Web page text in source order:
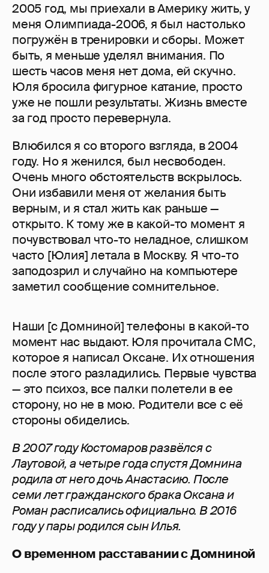
2005 год, мы приехали в Америку жить, у
меня Олимпиада-2006, я был настолько
погружён в тренировки и сборы. Может
быть, я меньше уделял внимания. По
шесть часов меня нет дома, ей скучно.
Юля бросила фигурное катание, просто
уже не пошли результаты. Жизнь вместе
за год просто перевернула.
Влюбился я со второго взгляда, в 2004
году. Но я женился, был несвободен.
Очень много обстоятельств вскрылось.
Они избавили меня от желания быть
верным, и я стал жить как раньше —
открыто. К тому же в какой-то момент я
почувствовал что-то неладное, слишком
часто [Юлия] летала в Москву. Я что-то
заподозрил и случайно на компьютере
заметил сообщение сомнительное.
Наши [с Домниной] телефоны в какой-то
момент нас выдают. Юля прочитала СМС,
которое я написал Оксане. Их отношения
после этого разладились. Первые чувства
— это психоз, все палки полетели в ее
сторону, но не в мою. Родители все с её
стороны обиделись.
В 2007 году Костомаров развёлся с
Лаутовой, а четыре года спустя Домнина
родила от него дочь Анастасию. После
семи лет гражданского брака Оксана и
Роман расписались официально. В 2016
году у пары родился сын Илья.
О временном расставании с Домниной